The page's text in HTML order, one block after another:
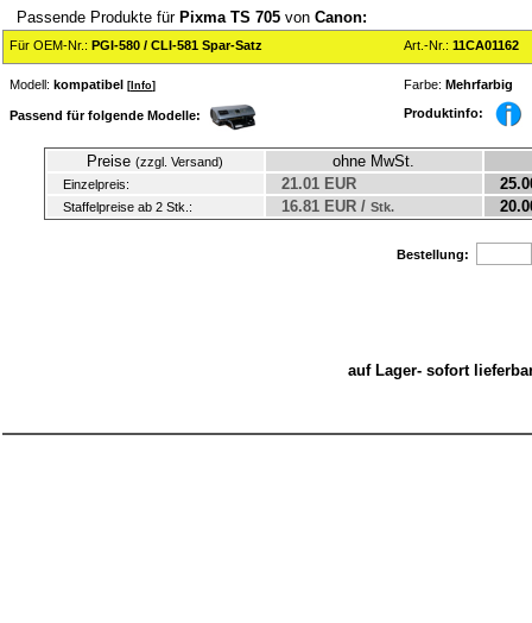
Passende Produkte für Pixma TS 705 von Canon:
Für OEM-Nr.: PGI-580 / CLI-581 Spar-Satz Art.-Nr.: 11CA01162
Modell: kompatibel [ Info] Farbe: Mehrfarbig
Passend für folgende Modelle: Produktinfo:
Preise (zzgl. Versand) ohne MwSt.
Einzelpreis: 21.01 EUR
Staffelpreise ab 2 Stk.: 16.81 EUR / Stk.
Bestellung:
auf Lager- sofort